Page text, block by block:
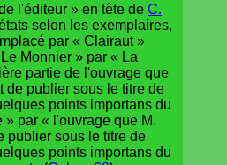
l'éditeur » en tête de C.
selon les exemplaires,
par « Clairaut »
Monnier » par « La
partie de l'ouvrage que
de publier sous le titre de
points importans du
» par « l'ouvrage que M.
publier sous le titre de
points importans du